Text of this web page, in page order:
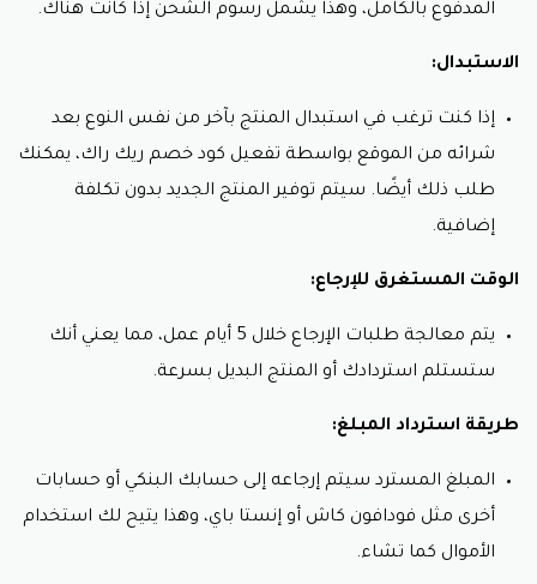
المدفوع بالكامل، وهذا يشمل رسوم الشحن إذا كانت هناك.
الاستبدال:
إذا كنت ترغب في استبدال المنتج بآخر من نفس النوع بعد
شرائه من الموقع بواسطة تفعيل كود خصم ريك راك، يمكنك
طلب ذلك أيضًا. سيتم توفير المنتج الجديد بدون تكلفة
إضافية.
الوقت المستغرق للإرجاع:
يتم معالجة طلبات الإرجاع خلال 5 أيام عمل، مما يعني أنك
ستستلم استردادك أو المنتج البديل بسرعة.
طريقة استرداد المبلغ:
المبلغ المسترد سيتم إرجاعه إلى حسابك البنكي أو حسابات
أخرى مثل فودافون كاش أو إنستا باي، وهذا يتيح لك استخدام
الأموال كما تشاء.